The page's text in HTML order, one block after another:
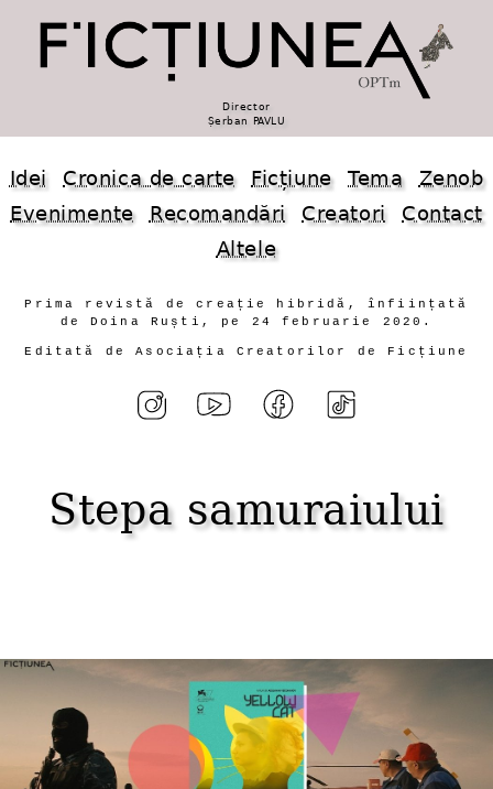
Director
Șerban PAVLU
Idei Cronica de carte Ficțiune Tema
Zenob
Evenimente
Recomandări Creatori
Contact
Altele
Prima revistă de creație hibridă, înființată
de Doina Ruști, pe 24 februarie 2020.
Editată de Asociația Creatorilor de Ficțiune
Stepa samuraiului